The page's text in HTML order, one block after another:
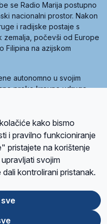
se Radio Marija postupno
nacionalni prostor. Nakon
i radijske postaje s
zemalja, počevši od Europe
Filipina na azijskom
autonomno u svojim
preko krovne udruge
je sedam članica, među
KontaktPravila privatnosti
reCAPTCHA sustavom
kako bismo
i pravilno funkcioniranje
pristajete na korištenje
svojim
dali kontrolirani pristanak.